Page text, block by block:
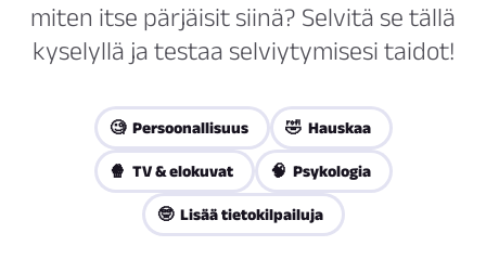
miten itse pärjäisit siinä? Selvitä se tällä
kyselyllä ja testaa selviytymisesi taidot!
🧐 Persoonallisuus 🤣 Hauskaa
🍿 TV & elokuvat 🧠 Psykologia
🤓 Lisää tietokilpailuja